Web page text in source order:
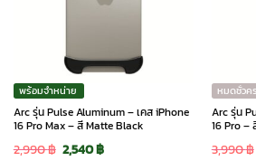
พร้อมจำหน่าย
Arc รุ่น Pulse Aluminum – เคส iPhone
16 Pro Max – สี Matte Black
2,990฿ Original
2,540฿Current
หมดชั่วค
Arc รุ่น
16 Pro –
3,990฿